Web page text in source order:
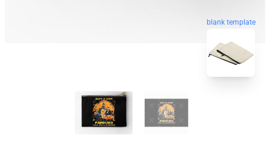
blank template